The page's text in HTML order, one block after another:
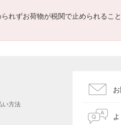
れずお荷物が税関で止められるこ
い方法